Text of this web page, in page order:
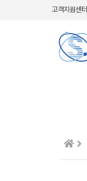
고객지원센터